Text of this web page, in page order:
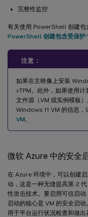
完整性监控
有关使用 PowerShell 创建包
PowerShell 创建包含受保护
注意：
如果在主映像上安装
vTPM。此外，如果使用
文件源（VM 或实例模板
Windows 11 VM 的信息，
VM 。
微软 Azure 中的安全
在 Azure 环境中，可以创建
动，这是一种无缝提高第 2
性攻击技术。要启用可信启
启动的核心是 VM 的安全启
用于平台运行状况检查和做